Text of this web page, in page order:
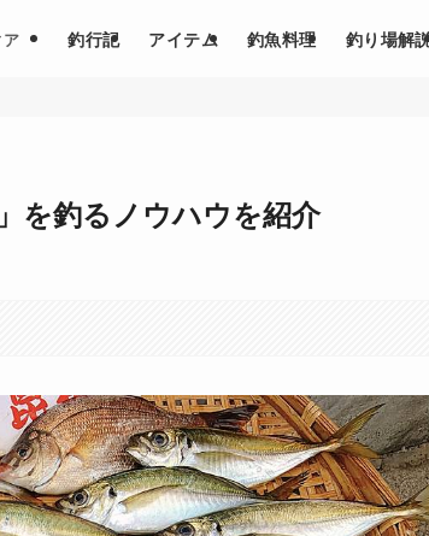
釣行記 アイテム 釣魚料理 釣り場解
を釣るノウハウを紹介